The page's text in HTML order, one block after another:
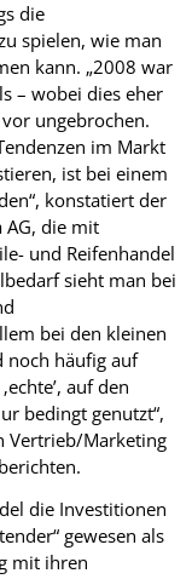
die
spielen, wie man
kann. „2008 war
– wobei dies eher
ungebrochen.
im Markt
ist bei einem
konstatiert der
AG, die mit
und Reifenhandel
sieht man bei
bei den kleinen
noch häufig auf
auf den
bedingt genutzt“,
Vertrieb/Marketing
die Investitionen
gewesen als
mit ihren